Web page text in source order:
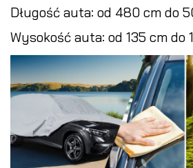
Długość auta: od 480 cm do
Wysokość auta: od 135 cm do